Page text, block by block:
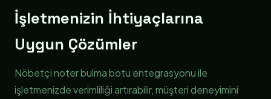
İşletmenizin İhtiyaçlarına
Uygun Çözümler
Nöbetçi noter bulma botu entegrasyonu ile
işletmenizde verimliliği artırabilir, müşteri deneyimini